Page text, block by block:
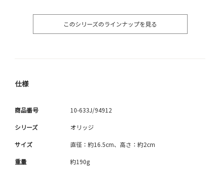
このシリーズのラインナップを見る
仕様
商品番号 10-633J/94912
シリーズ オリッジ
サイズ 直径：約16.5cm、高さ：約2cm
重量 約190g